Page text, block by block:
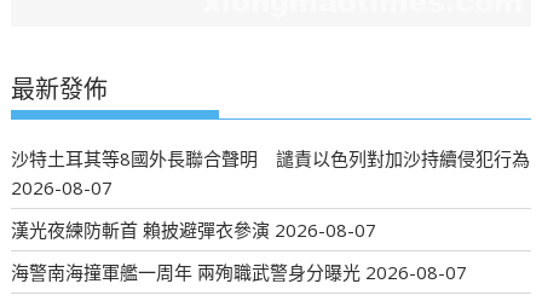
最新發佈
沙特土耳其等8國外長聯合聲明 譴責以色列對加沙持續侵犯行為
2026-08-07
漢光夜練防斬首 賴披避彈衣參演 2026-08-07
海警南海撞軍艦一周年 兩殉職武警身分曝光 2026-08-07